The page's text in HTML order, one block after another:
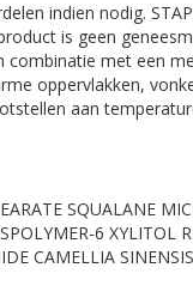
indien nodig.
is geen
met een
oppervlakken,
aan
SQUALANE
6 XYLITOL
CAMELLIA